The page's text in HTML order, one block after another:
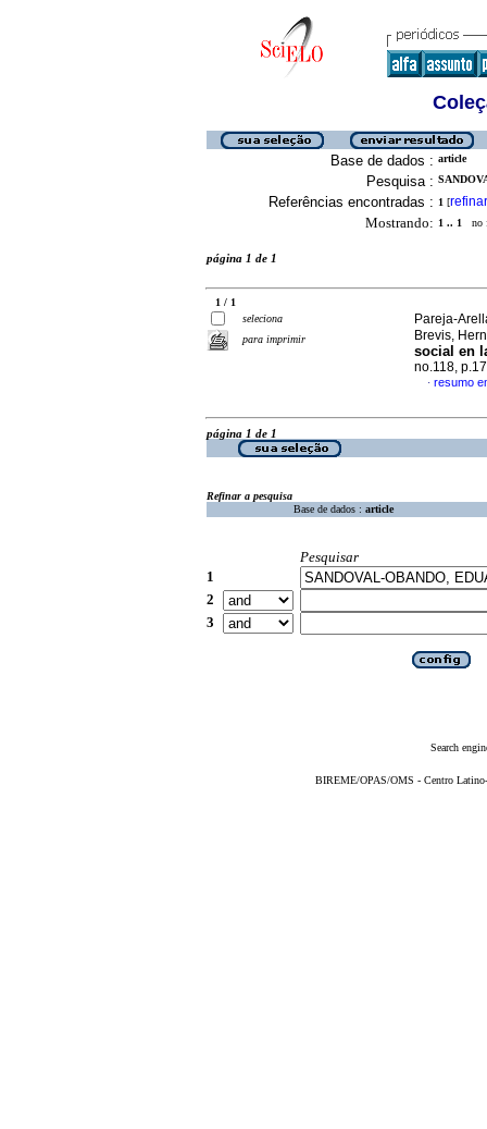
Base de dados : article
Pesquisa :
Referências encontradas : 1 [refinar
Mostrando: 1 .. 1 no
página 1 de 1
1 / 1
seleciona
para imprimir
Pareja-
Brevis,
social en
no.118,
· resumo
página 1 de 1
Refinar a pesquisa
Base de dados : article
Pesquisar
1
2
3
Search
BIREME/OPAS/OMS - Centro Latino-